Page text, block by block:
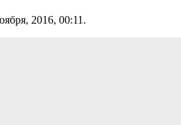
2016, 00:11.